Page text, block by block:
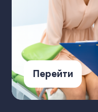
Перейти